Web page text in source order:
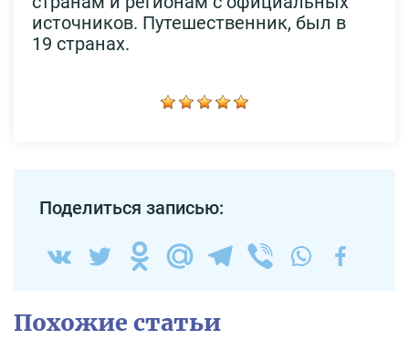
источников. Путешественник, был в
19 странах.
Поделиться записью:
Похожие статьи